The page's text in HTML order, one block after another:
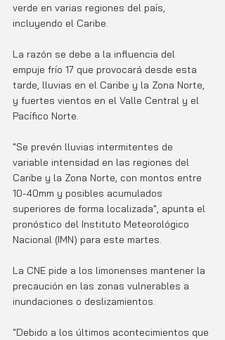
verde en varias regiones del país,
incluyendo el Caribe.
La razón se debe a la influencia del
empuje frío 17 que provocará desde esta
tarde, lluvias en el Caribe y la Zona Norte,
y fuertes vientos en el Valle Central y el
Pacífico Norte.
"Se prevén lluvias intermitentes de
variable intensidad en las regiones del
Caribe y la Zona Norte, con montos entre
10-40mm y posibles acumulados
superiores de forma localizada", apunta el
pronóstico del Instituto Meteorológico
Nacional (IMN) para este martes.
La CNE pide a los limonenses mantener la
precaución en las zonas vulnerables a
inundaciones o deslizamientos.
"Debido a los últimos acontecimientos que